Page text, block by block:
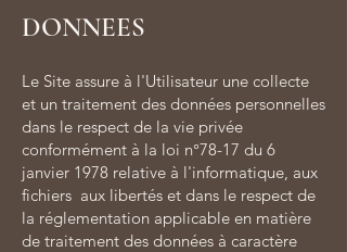
DONNEES
Le Site assure à l'Utilisateur une collecte
et un traitement des données personnelles
dans le respect de la vie privée
conformément à la loi n°78-17 du 6
janvier 1978 relative à l'informatique, aux
fichiers aux libertés et dans le respect de
la réglementation applicable en matière
de traitement des données à caractère